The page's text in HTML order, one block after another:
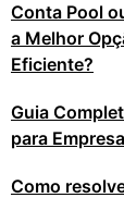
Conta Pool
a Melhor
Eficiente?
Guia
para
Como